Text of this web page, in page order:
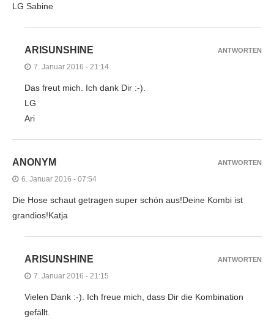
LG Sabine
ARISUNSHINE
7. Januar 2016 - 21:14
Das freut mich. Ich dank Dir :-).
LG
Ari
ANTWORTEN
ANONYM
6. Januar 2016 - 07:54
Die Hose schaut getragen super schön aus!Deine Kombi ist
grandios!Katja
ANTWORTEN
ARISUNSHINE
7. Januar 2016 - 21:15
Vielen Dank :-). Ich freue mich, dass Dir die Kombination
gefällt.
ANTWORTEN